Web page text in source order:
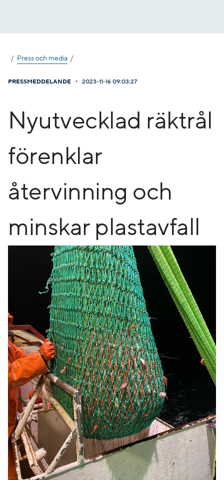
Press och media
PRESSMEDDELANDE • 2023-11-16 09:03:27
Nyutvecklad räktrål
förenklar
återvinning och
minskar plastavfall